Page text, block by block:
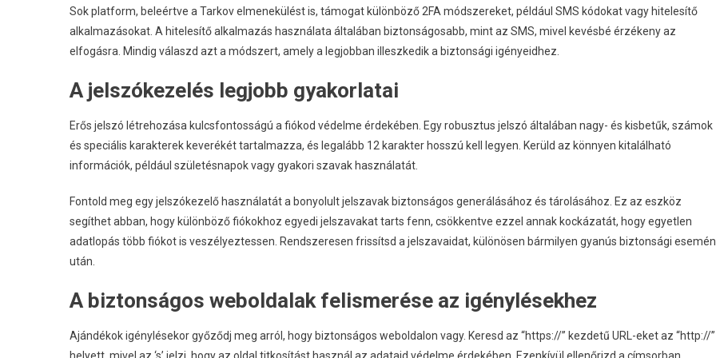
Sok platform, beleértve a Tarkov elmenekülést is, támogat különböző 2FA módszereket, például SMS kódokat vagy hitelesítő
alkalmazásokat. A hitelesítő alkalmazás használata általában biztonságosabb, mint az SMS, mivel kevésbé érzékeny az
elfogásra. Mindig válaszd azt a módszert, amely a legjobban illeszkedik a biztonsági igényeidhez.
A jelszókezelés legjobb gyakorlatai
Erős jelszó létrehozása kulcsfontosságú a fiókod védelme érdekében. Egy robusztus jelszó általában nagy- és kisbetűk, számok
és speciális karakterek keverékét tartalmazza, és legalább 12 karakter hosszú kell legyen. Kerüld az könnyen kitalálható
információk, például születésnapok vagy gyakori szavak használatát.
Fontold meg egy jelszókezelő használatát a bonyolult jelszavak biztonságos generálásához és tárolásához. Ez az eszköz
segíthet abban, hogy különböző fiókokhoz egyedi jelszavakat tarts fenn, csökkentve ezzel annak kockázatát, hogy egyetlen
adatlopás több fiókot is veszélyeztessen. Rendszeresen frissítsd a jelszavaidat, különösen bármilyen gyanús biztonsági
után.
A biztonságos weboldalak felismerése az igénylésekhez
Ajándékok igénylésekor győződj meg arról, hogy biztonságos weboldalon vagy. Keresd az “https://” kezdetű URL-eket az “http://”